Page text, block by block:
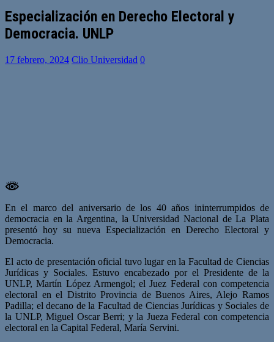
Especialización en Derecho Electoral y
Democracia. UNLP
17 febrero, 2024 Clio Universidad 0
En el marco del aniversario de los 40 años ininterrumpidos de
democracia en la Argentina, la Universidad Nacional de La Plata
presentó hoy su nueva Especialización en Derecho Electoral y
Democracia.
El acto de presentación oficial tuvo lugar en la Facultad de Ciencias
Jurídicas y Sociales. Estuvo encabezado por el Presidente de la
UNLP, Martín López Armengol; el Juez Federal con competencia
electoral en el Distrito Provincia de Buenos Aires, Alejo Ramos
Padilla; el decano de la Facultad de Ciencias Jurídicas y Sociales de
la UNLP, Miguel Oscar Berri; y la Jueza Federal con competencia
electoral en la Capital Federal, María Servini.